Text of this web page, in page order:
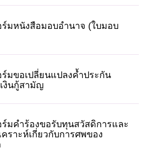
มหนังสือมอบอำนาจ (ใบมอบ
มขอเปลี่ยนแปลงค้ำประกัน
งินกู้สามัญ
มคำร้องขอรับทุนสวัสดิการและ
คราะห์เกี่ยวกับการศพของ